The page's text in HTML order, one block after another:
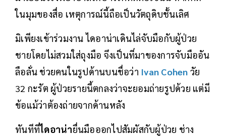
ในมุมของสื่อ เหตุการณ์นี้ถือเป็นวัตถุดิบชั้นเลิศ
มิเพียงเข้าร่วมงาน ไดอาน่าเดินไล่จับมือกับผู้ป่วย
ชายโดยไม่สวมใส่ถุงมือ จึงเป็นที่มาของการจับมืออัน
ลือลั่น ช่วยคนในรูปด้านบนชื่อว่า Ivan Cohen วัย
32 กะรัต ผู้ป่วยรายนี้ตกลงว่าจะยอมถ่ายรูปด้วย แต่มี
ข้อแม้ว่าต้องถ่ายจากด้านหลัง
ทันทีที่ไดอาน่ายื่นมือออกไปสัมผัสกับผู้ป่วย ช่าง